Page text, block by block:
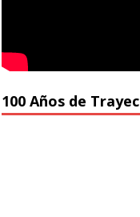
100 Años de